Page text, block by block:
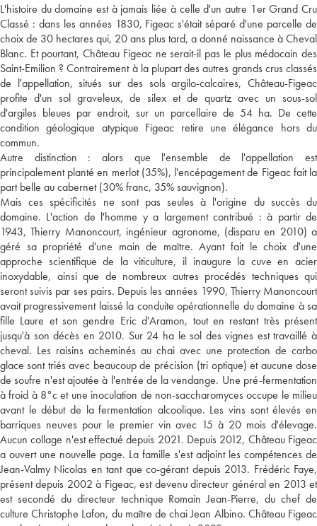
L'histoire du domaine est à jamais liée à celle d'un autre 1er Grand Cru
Classé : dans les années 1830, Figeac s'était séparé d'une parcelle de
choix de 30 hectares qui, 20 ans plus tard, a donné naissance à Cheval
Blanc. Et pourtant, Château Figeac ne serait-il pas le plus médocain des
Saint-Emilion ? Contrairement à la plupart des autres grands crus classés
de l'appellation, situés sur des sols argilo-calcaires, Château-Figeac
profite d'un sol graveleux, de silex et de quartz avec un sous-sol
d'argiles bleues par endroit, sur un parcellaire de 54 ha. De cette
condition géologique atypique Figeac retire une élégance hors du
commun.
Autre distinction : alors que l'ensemble de l'appellation est
principalement planté en merlot (35%), l'encépagement de Figeac fait la
part belle au cabernet (30% franc, 35% sauvignon).
Mais ces spécificités ne sont pas seules à l'origine du succès du
domaine. L'action de l'homme y a largement contribué : à partir de
1943, Thierry Manoncourt, ingénieur agronome, (disparu en 2010) a
géré sa propriété d'une main de maître. Ayant fait le choix d'une
approche scientifique de la viticulture, il inaugure la cuve en acier
inoxydable, ainsi que de nombreux autres procédés techniques qui
seront suivis par ses pairs. Depuis les années 1990, Thierry Manoncourt
avait progressivement laissé la conduite opérationnelle du domaine à sa
fille Laure et son gendre Eric d'Aramon, tout en restant très présent
jusqu'à son décès en 2010. Sur 24 ha le sol des vignes est travaillé à
cheval. Les raisins acheminés au chai avec une protection de carbo
glace sont triés avec beaucoup de précision (tri optique) et aucune dose
de soufre n'est ajoutée à l'entrée de la vendange. Une pré-fermentation
à froid à 8°c et une inoculation de non-saccharomyces occupe le milieu
avant le début de la fermentation alcoolique. Les vins sont élevés en
barriques neuves pour le premier vin avec 15 à 20 mois d'élevage.
Aucun collage n'est effectué depuis 2021. Depuis 2012, Château Figeac
a ouvert une nouvelle page. La famille s'est adjoint les compétences de
Jean-Valmy Nicolas en tant que co-gérant depuis 2013. Frédéric Faye,
présent depuis 2002 à Figeac, est devenu directeur général en 2013 et
est secondé du directeur technique Romain Jean-Pierre, du chef de
culture Christophe Lafon, du maître de chai Jean Albino. Château Figeac